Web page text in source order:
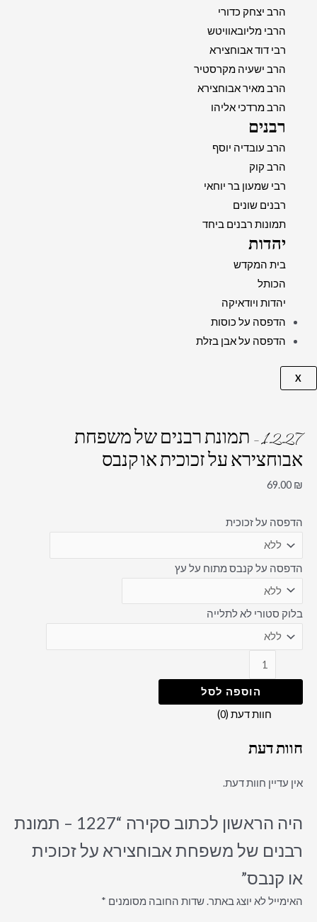
הרב יצחק כדורי
הרבי מליובאוויטש
רבי דוד אבוחצירא
הרב ישעיה מקרסטיר
הרב מאיר אבוחצירא
הרב מרדכי אליהו
רבנים
הרב עובדיה יוסף
הרב קוק
רבי שמעון בר יוחאי
רבנים שונים
תמונות רבנים ביחד
יהדות
בית המקדש
הכותל
יהדות ויודאיקה
הדפסה על כוסות
הדפסה על אבן בזלת
X
1227 – תמונת רבנים של משפחת
אבוחצירא על זכוכית או קנבס
69.00 ₪
הדפסה על זכוכית
הדפסה על קנבס מתוח על עץ
בלוק סטורי לא לתלייה
הוספה לסל
חוות דעת (0)
חוות דעת
אין עדיין חוות דעת.
היה הראשון לכתוב סקירה “1227 – תמונת
רבנים של משפחת אבוחצירא על זכוכית
או קנבס”
האימייל לא יוצג באתר.שדות החובה מסומנים *